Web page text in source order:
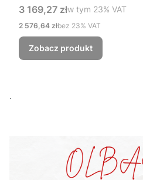
Cena brutto
3 169,27 złw tym %s VAT
w tym 23% VAT
Cena netto
2 576,64 złbez 23% VAT
Zobacz produkt